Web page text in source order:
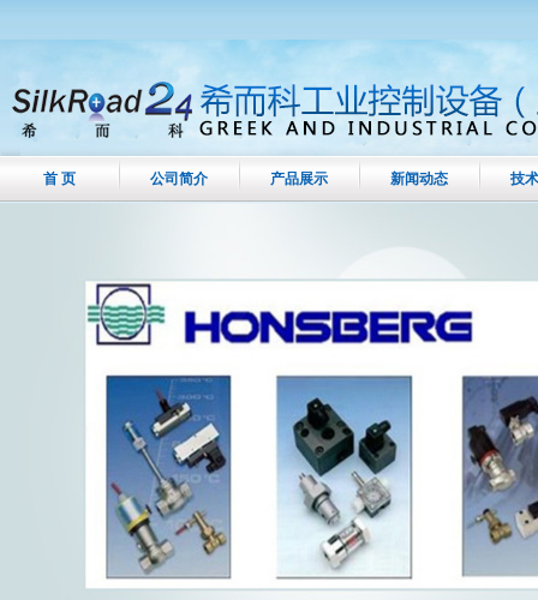
首 页 公司简介 产品展示 新闻动态 技